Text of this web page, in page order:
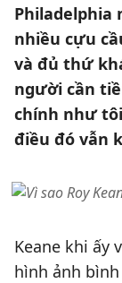
Philadelphia
nhiều cựu
và đủ thứ
người cần
chính như
điều đó vẫn
Keane khi ấy
hình ảnh